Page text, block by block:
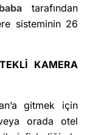
tarafından
sisteminin 26
KAMERA
gitmek için
orada otel